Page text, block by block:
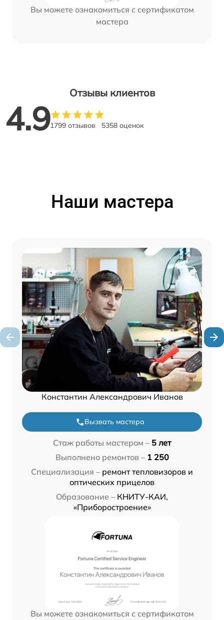
Вы можете ознакомиться с сертификатом
мастера
Отзывы клиентов
4.91799 отзывов 5358 оценок
Наши мастера
Константин Александрович Иванов
Вызвать мастера
Стаж работы мастером – 5 лет
Выполнено ремонтов – 1 250
Специализация – ремонт тепловизоров и
оптических прицелов
Образование – КНИТУ-КАИ,
«Приборостроение»
Вы можете ознакомиться с сертификатом